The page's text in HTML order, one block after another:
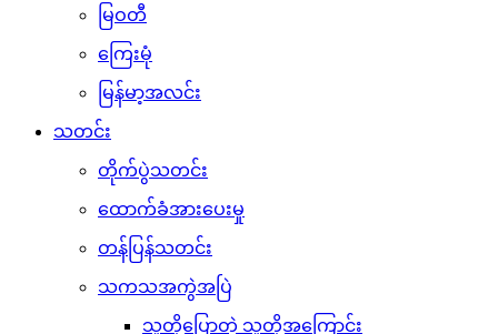
သတင်း
တိုက်ပွဲသတင်း
ထောက်ခံအားပေးမှု
တန်ပြန်သတင်း
သကသအကွဲအပြဲ
သူတို့ပြောတဲ့ သူတို့အကြောင်း
ပြည်သူ့အကျိုးပြု
ပျော်ပွဲရွှင်ပွဲ
အားကစားသတင်း